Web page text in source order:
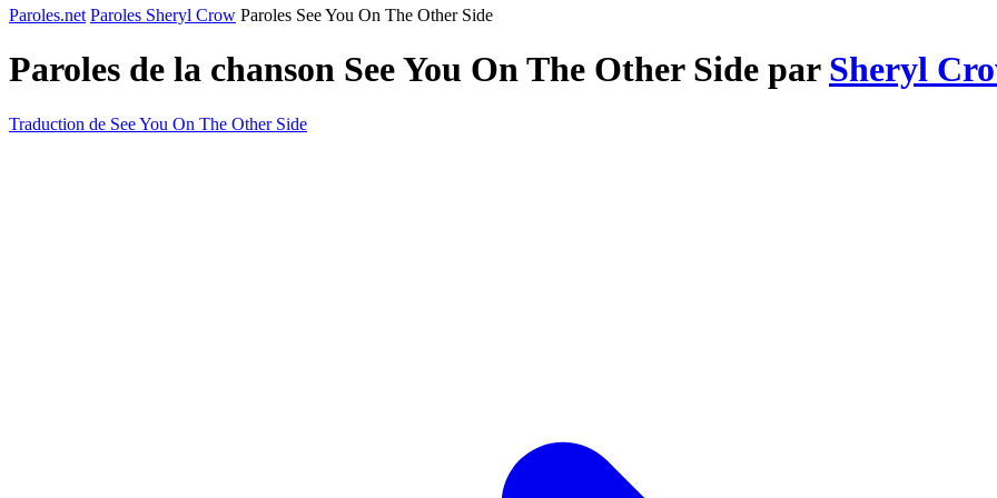
Paroles.net Paroles Sheryl Crow Paroles See You On The Other Side
Paroles de la chanson See You On The Other Side par Sheryl
Traduction de See You On The Other Side